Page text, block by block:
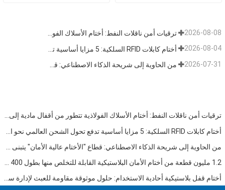
ترقيات أمن ناقلات النفط: أختام الأسلاك الفولاذية تتطور من أقفال مادية إلى بيانات تتبع 2026-08-08
2026-08-04
2026-07-31
ترقيات أمن ناقلات النفط: أختام الأسلاك الفولاذية تتطور من أقفال مادية إلى بيانات تتبع
أختام قفل بلاستيكية أحادية الاستخدام: حلول موثوقة مقاومة للعبث لإدارة سلسلة التوريد العالمية